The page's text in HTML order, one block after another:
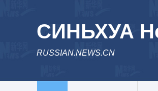
СИНЬХУА
RUSSIAN.NEWS.CN